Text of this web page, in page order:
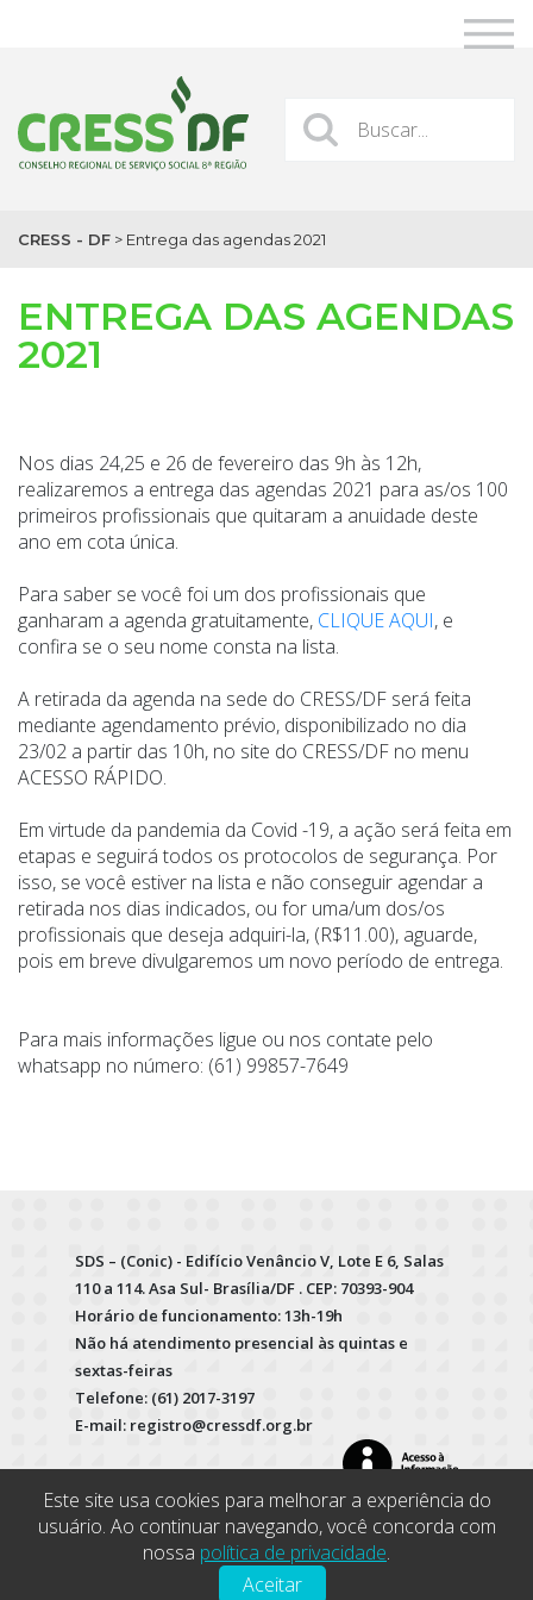
CRESS - DF > Entrega das agendas 2021
ENTREGA DAS AGENDAS
2021
Nos dias 24,25 e 26 de fevereiro das 9h às 12h,
realizaremos a entrega das agendas 2021 para as/os 100
primeiros profissionais que quitaram a anuidade deste
ano em cota única.
Para saber se você foi um dos profissionais que
ganharam a agenda gratuitamente, CLIQUE AQUI, e
confira se o seu nome consta na lista.
A retirada da agenda na sede do CRESS/DF será feita
mediante agendamento prévio, disponibilizado no dia
23/02 a partir das 10h, no site do CRESS/DF no menu
ACESSO RÁPIDO.
Em virtude da pandemia da Covid -19, a ação será feita em
etapas e seguirá todos os protocolos de segurança. Por
isso, se você estiver na lista e não conseguir agendar a
retirada nos dias indicados, ou for uma/um dos/os
profissionais que deseja adquiri-la, (R$11.00), aguarde,
pois em breve divulgaremos um novo período de entrega.
Para mais informações ligue ou nos contate pelo
whatsapp no número: (61) 99857-7649
SDS – (Conic) - Edifício Venâncio V, Lote E 6, Salas
110 a 114. Asa Sul- Brasília/DF . CEP: 70393-904
Horário de funcionamento: 13h-19h
Não há atendimento presencial às quintas e
sextas-feiras
Telefone: (61) 2017-3197
E-mail: registro@cressdf.org.br
Este site usa cookies para melhorar a experiência do
usuário. Ao continuar navegando, você concorda com
nossa política de privacidade.
Aceitar